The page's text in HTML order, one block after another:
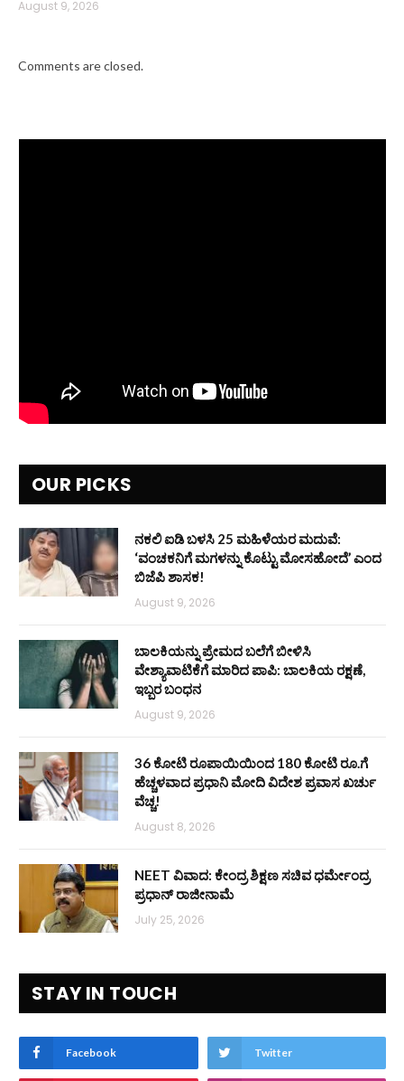
August 9, 2026
Comments are closed.
OUR PICKS
ನಕಲಿ ಐಡಿ ಬಳಸಿ 25 ಮಹಿಳೆಯರ ಮದುವೆ:
‘ವಂಚಕನಿಗೆ ಮಗಳನ್ನು ಕೊಟ್ಟು ಮೋಸಹೋದೆ’ ಎಂದ
ಬಿಜೆಪಿ ಶಾಸಕ!
August 9, 2026
ಬಾಲಕಿಯನ್ನು ಪ್ರೇಮದ ಬಲೆಗೆ ಬೀಳಿಸಿ
ವೇಶ್ಯಾವಾಟಿಕೆಗೆ ಮಾರಿದ ಪಾಪಿ: ಬಾಲಕಿಯ ರಕ್ಷಣೆ,
ಇಬ್ಬರ ಬಂಧನ
August 9, 2026
36 ಕೋಟಿ ರೂಪಾಯಿಯಿಂದ 180 ಕೋಟಿ ರೂ.ಗೆ
ಹೆಚ್ಚಳವಾದ ಪ್ರಧಾನಿ ಮೋದಿ ವಿದೇಶ ಪ್ರವಾಸ ಖರ್ಚು
ವೆಚ್ಚ!
August 8, 2026
NEET ವಿವಾದ: ಕೇಂದ್ರ ಶಿಕ್ಷಣ ಸಚಿವ ಧರ್ಮೇಂದ್ರ
ಪ್ರಧಾನ್ ರಾಜೀನಾಮೆ
July 25, 2026
STAY IN TOUCH
Facebook Twitter